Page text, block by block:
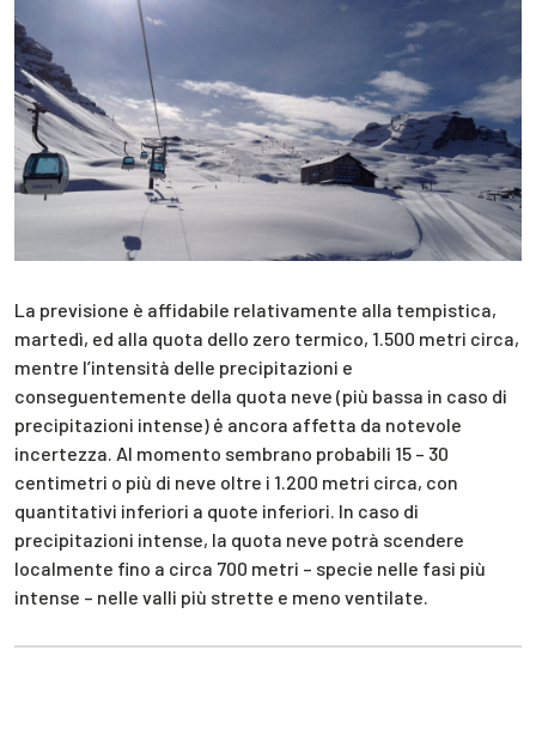
La previsione è affidabile relativamente alla tempistica,
martedì, ed alla quota dello zero termico, 1.500 metri circa,
mentre l’intensità delle precipitazioni e
conseguentemente della quota neve (più bassa in caso di
precipitazioni intense) ė ancora affetta da notevole
incertezza. Al momento sembrano probabili 15 – 30
centimetri o più di neve oltre i 1.200 metri circa, con
quantitativi inferiori a quote inferiori. In caso di
precipitazioni intense, la quota neve potrà scendere
localmente fino a circa 700 metri – specie nelle fasi più
intense – nelle valli più strette e meno ventilate.